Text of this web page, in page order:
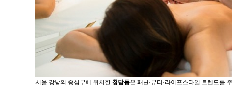
서울 강남의 중심부에 위치한 청담동은 패션·뷰티·라이프스타일 트렌드를